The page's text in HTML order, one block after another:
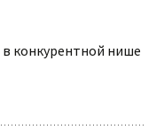
в конкурентной нише